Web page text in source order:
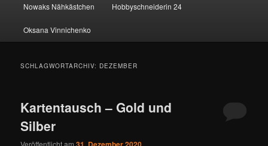
Nowaks Nähkästchen Hobbyschneiderin 24
Oksana Vinnichenko
SCHLAGWORTARCHIV: DEZEMBER
Kartentausch – Gold und
Silber